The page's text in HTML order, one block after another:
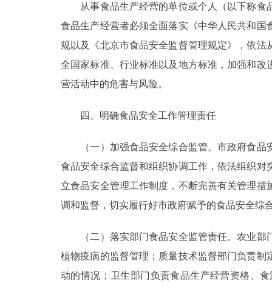
DEUTSCH
ESPAÑOL
从事食品生产经营的单位或个人（以下称食
食品生产经营者必须全面落实《中华人民共和
规以及《北京市食品安全监督管理规定》，依
全国家标准、行业标准以及地方标准，加强和
营活动中的危害与风险。
四、明确食品安全工作管理责任
（一）加强食品安全综合监管。市政府食品
食品安全综合监督和组织协调工作，依法组织
立食品安全管理工作制度，不断完善有关管理
调和监督，切实履行好市政府赋予的食品安全综
（二）落实部门食品安全监管责任。农业部
植物疫病的监督管理；质量技术监督部门负责
动的情况；卫生部门负责食品生产经营资格、